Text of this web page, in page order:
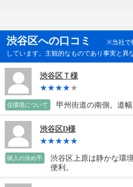
渋谷区への口コミ
※当社で
しています。主観的なものであり事実と異
渋谷区Ｔ様
住環境について 甲州街道の南側。道幅
渋谷区D様
購入の決め手
渋谷区上原は静かな環
便利。